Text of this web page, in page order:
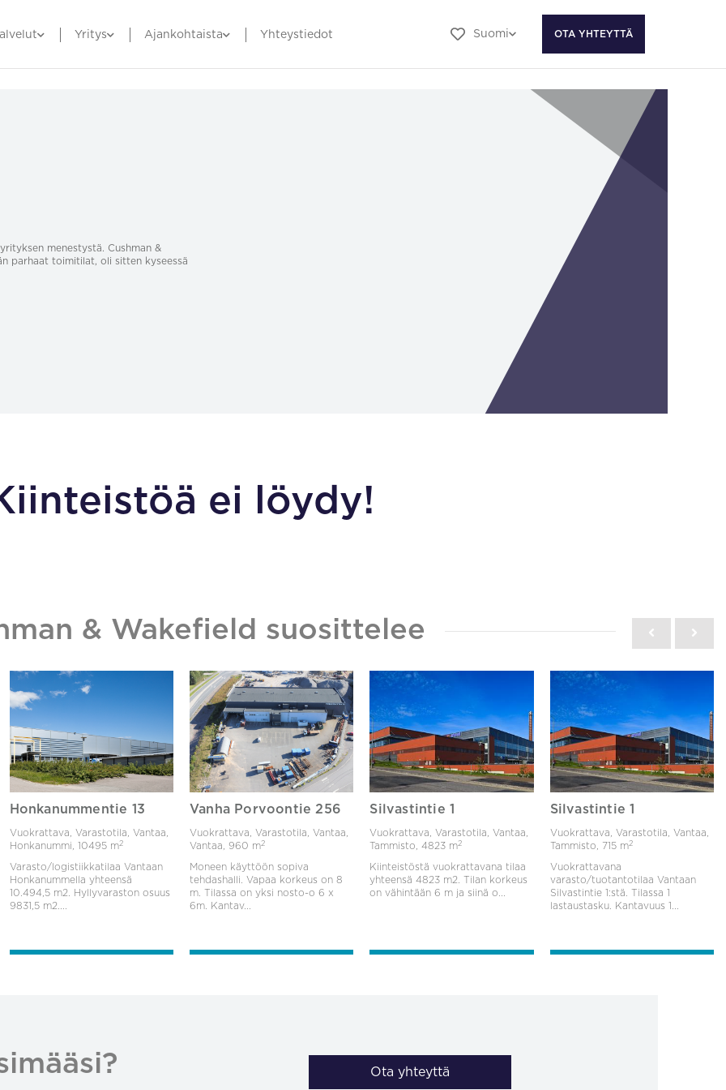
Yritys Ajankohtaista Yhteystiedot Suomi OTA YHTEYTTÄ
menestystä. Cushman &
parhaat toimitilat, oli sitten kyseessä
ei löydy!
& Wakefield suosittelee
Honkanummentie 13
Vuokrattava, Varastotila, Vantaa,
Honkanummi, 10495 m2
Varasto/logistiikkatilaa Vantaan
Honkanummella yhteensä
10.494,5 m2. Hyllyvaraston osuus
9831,5 m2....
Vanha Porvoontie 256
Vuokrattava, Varastotila, Vantaa,
Vantaa, 960 m2
Moneen käyttöön sopiva
tehdashalli. Vapaa korkeus on 8
m. Tilassa on yksi nosto-o 6 x
6m. Kantav...
Silvastintie 1
Vuokrattava, Varastotila, Vantaa,
Tammisto,4823 m2
Kiinteistöstä vuokrattavana tilaa
yhteensä 4823 m2. Tilan korkeus
on vähintään 6 m ja siinä o...
Silvastintie 1
Vuokrattava, Varastotila, Vantaa,
Tammisto,
715 m2
Vuokrattavana
varasto/tuotantotilaa Vantaan
Silvastintie 1:stä. Tilassa 1
lastaustasku. Kantavuus 1...
Ota yhteyttä